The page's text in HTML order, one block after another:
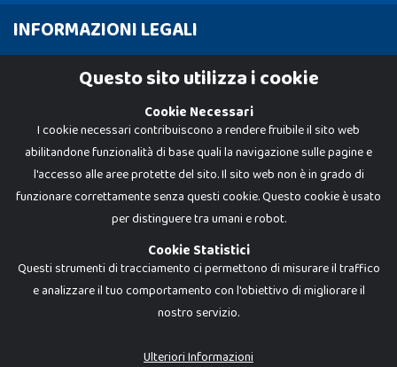
INFORMAZIONI LEGALI
Cookie Policy
Dadi e Mattoncini è un brand di Giocabene Srl. Ogni riproduzione o utilizzo non
I prezzi e le promozioni pubblicate potrebbero differire da quanto esposto in
Questo sito utilizza i cookie
Cookie Necessari
I cookie necessari contribuiscono a rendere fruibile il sito web
abilitandone funzionalità di base quali la navigazione sulle pagine e
l'accesso alle aree protette del sito. Il sito web non è in grado di
funzionare correttamente senza questi cookie. Questo cookie è usato
per distinguere tra umani e robot.
Cookie Statistici
Questi strumenti di tracciamento ci permettono di misurare il traffico
e analizzare il tuo comportamento con l'obiettivo di migliorare il
nostro servizio.
Ulteriori Informazioni